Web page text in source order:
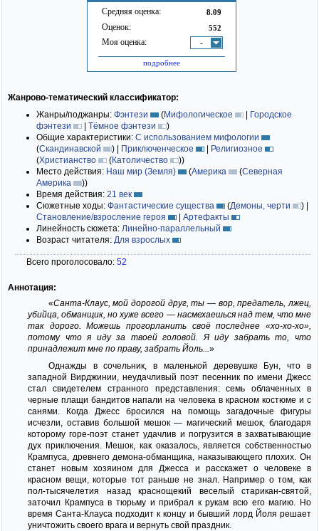
Средняя оценка: 8.09
Оценок: 552
Моя оценка: -
подробнее
Жанрово-тематический классификатор:
Жанры/поджанры: Фэнтези (Мифологическое | Городское
фэнтези
| Тёмное фэнтези
)
Общие характеристики: С использованием мифологии
(Скандинавской ) | Приключенческое | Религиозное
(Христианство (Католичество ))
Место действия: Наш мир (Земля) (Америка (Северная
Америка
))
Время действия: 21 век
Сюжетные ходы: Фантастические существа (Демоны, черти ) |
Становление/взросление героя
| Артефакты
Линейность сюжета: Линейно-параллельный
Возраст читателя: Для взрослых
Всего проголосовало: 52
Аннотация:
«Санта-Клаус, мой дорогой друг, ты — вор, предатель, лжец,
убийца, обманщик, но хуже всего — насмехаешься над тем, что мне
так дорого. Можешь прогорланить своё последнее «хо-хо-хо»,
потому что я иду за твоей головой. Я иду забрать то, что
принадлежит мне по праву, забрать Йоль... »
Однажды в сочельник, в маленькой деревушке Бун, что в
западной Вирджинии, неудачливый поэт песенник по имени Джесс
стал свидетелем странного представления: семь облаченных в
черные плащи бандитов напали на человека в красном костюме и с
санями. Когда Джесс бросился на помощь загадочные фигуры
исчезли, оставив большой мешок — магический мешок, благодаря
которому горе-поэт станет удачлив и погрузится в захватывающие
дух приключения. Мешок, как оказалось, является собственностью
Крампуса, древнего демона-обманщика, наказывающего плохих. Он
станет новым хозяином для Джесса и расскажет о человеке в
красном вещи, которые тот раньше не знал. Например о том, как
пол-тысячелетия назад краснощекий веселый старикан-святой,
заточил Крампуса в тюрьму и прибрал к рукам всю его магию. Но
время Санта-Клауса подходит к концу и бывший лорд Йоля решает
уничтожить своего врага и вернуть свой праздник.